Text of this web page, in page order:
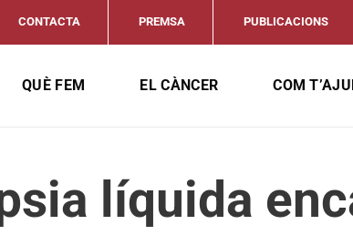
CONTACTA PREMSA PUBLICACIONS
QUÈ FEM EL CÀNCER COM
líquida